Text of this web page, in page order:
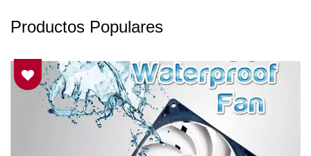
Productos Populares